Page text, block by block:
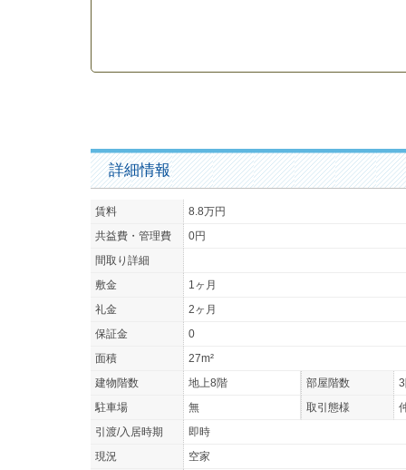
詳細情報
賃料
8.8万円
共益費・管理費
0円
間取り詳細
敷金
1ヶ月
礼金
2ヶ月
保証金
0
面積
27m²
建物階数
地上8階 部屋階数
駐車場
無 取引態様
引渡/入居時期
即時
現況
空家